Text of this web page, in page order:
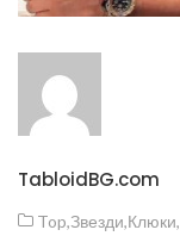
TabloidBG.com
Top,Звезди,Клюки,